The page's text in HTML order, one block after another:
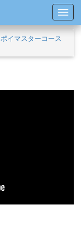
ポイマスターコース